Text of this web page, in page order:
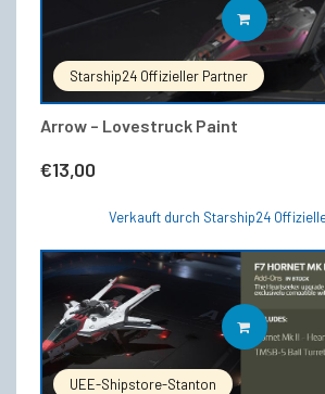
Starship24 Offizieller Partner
Arrow – Lovestruck Paint
€13,00
IN DEN
Verkauft durch Starship24
UEE-Shipstore-Stanton
IN DEN